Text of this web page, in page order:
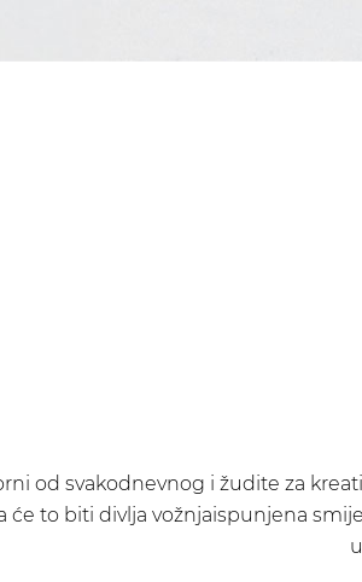
od svakodnevnog i žudite za
će to biti divlja vožnjaispunjena